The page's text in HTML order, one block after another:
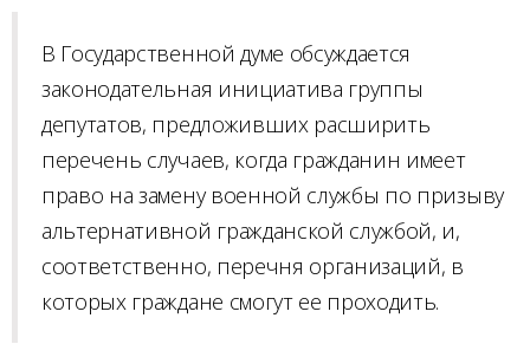
В Государственной думе обсуждается
законодательная инициатива группы
депутатов, предложивших расширить
перечень случаев, когда гражданин имеет
право на замену военной службы по призыву
альтернативной гражданской службой, и,
соответственно, перечня организаций, в
которых граждане смогут ее проходить.